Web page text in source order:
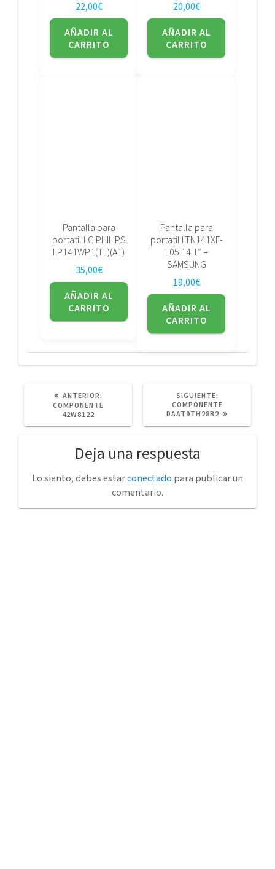
22,00€
AÑADIR AL
CARRITO
20,00€
AÑADIR AL
CARRITO
Pantalla para
portatil LG PHILIPS
LP141WP1(TL)(A1)
35,00€
AÑADIR AL
CARRITO
Pantalla para
portatil LTN141XF-
L05 14.1″ –
SAMSUNG
19,00€
AÑADIR AL
CARRITO
ANTERIOR:
ANTERIOR:
COMPONENTE
42W8122
SIGUIENTE:
POST:
COMPONENTE
DAAT9TH28B2
Deja una respuesta
Lo siento, debes estarconectado para publicar un
comentario.